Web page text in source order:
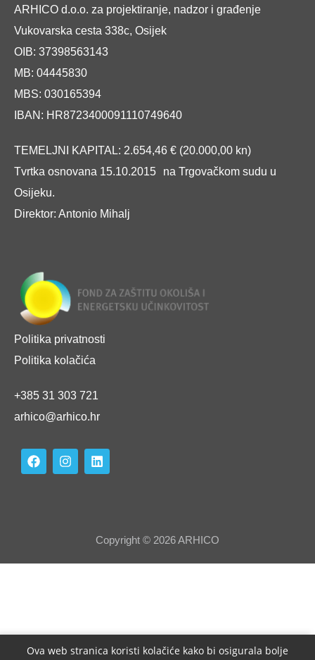
ARHICO d.o.o. za projektiranje, nadzor i građenje
Vukovarska cesta 338c, Osijek
OIB: 37398563143
MB: 04445830
MBS: 030165394
IBAN: HR8723400091110749640
TEMELJNI KAPITAL: 2.654,46 € (20.000,00 kn)
Tvrtka osnovana 15.10.2015 na Trgovačkom sudu u
Osijeku.
Direktor: Antonio Mihalj
Ova web stranica koristi kolačiće kako bi osigurala bolje
Politika privatnosti
Politika kolačića
+385 31 303 721
arhico@arhico.hr
Copyright © 2026 ARHICO